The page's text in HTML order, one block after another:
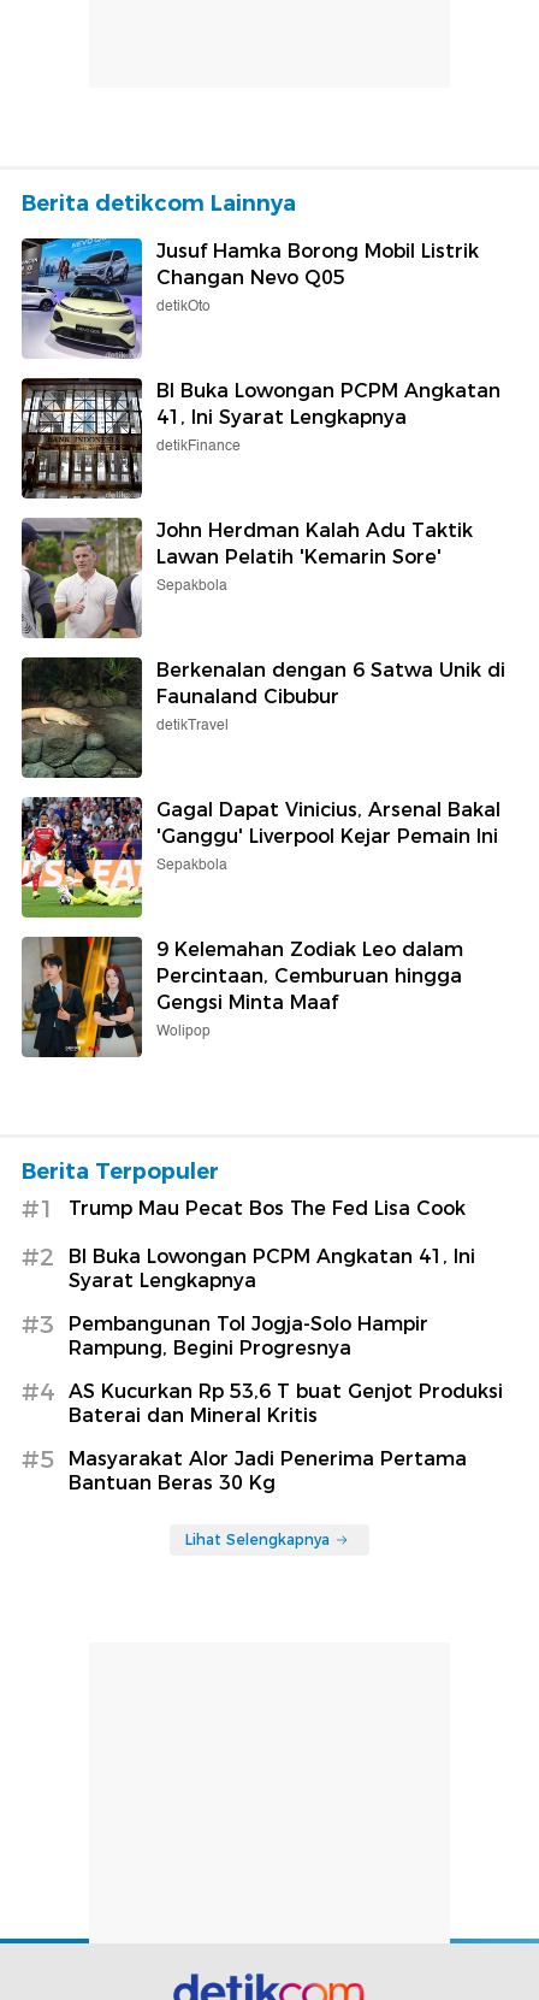
Berita detikcom Lainnya
Jusuf Hamka Borong Mobil Listrik
Changan Nevo Q05
detikOto
BI Buka Lowongan PCPM Angkatan
41, Ini Syarat Lengkapnya
detikFinance
John Herdman Kalah Adu Taktik
Lawan Pelatih 'Kemarin Sore'
Sepakbola
Berkenalan dengan 6 Satwa Unik di
Faunaland Cibubur
detikTravel
Gagal Dapat Vinicius, Arsenal Bakal
'Ganggu' Liverpool Kejar Pemain Ini
Sepakbola
9 Kelemahan Zodiak Leo dalam
Percintaan, Cemburuan hingga
Gengsi Minta Maaf
Wolipop
Berita Terpopuler
#1 Trump Mau Pecat Bos The Fed Lisa Cook
#2
BI Buka Lowongan PCPM Angkatan 41, Ini
Syarat Lengkapnya
#3
Pembangunan Tol Jogja-Solo Hampir
Rampung, Begini Progresnya
#4
AS Kucurkan Rp 53,6 T buat Genjot Produksi
Baterai dan Mineral Kritis
#5
Masyarakat Alor Jadi Penerima Pertama
Bantuan Beras 30 Kg
Lihat Selengkapnya